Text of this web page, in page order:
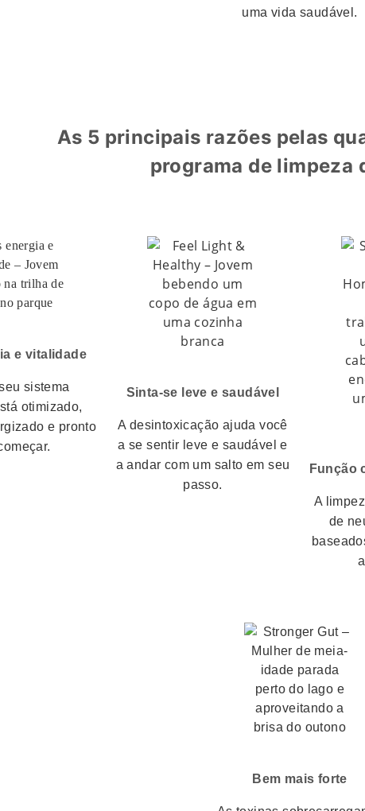
uma vida saudável.
As 5 principais razões pelas
programa de limpeza
e vitalidade
sistema
otimizado,
e pronto
Sinta-se leve e saudável
A desintoxicação ajuda você
a se sentir leve e saudável e
a andar com um salto em seu
passo.
Função
A
de
Bem mais forte